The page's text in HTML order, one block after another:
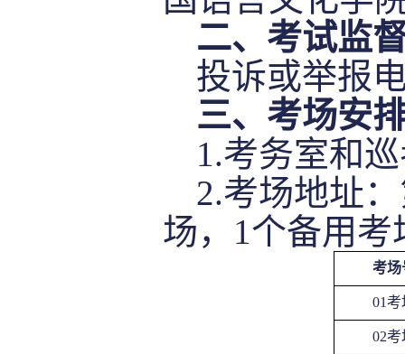
二、考试监
投诉或举报
三、考场安
1.考务室和
2.考场地址
场， 1个备用考
考场
01考
02考